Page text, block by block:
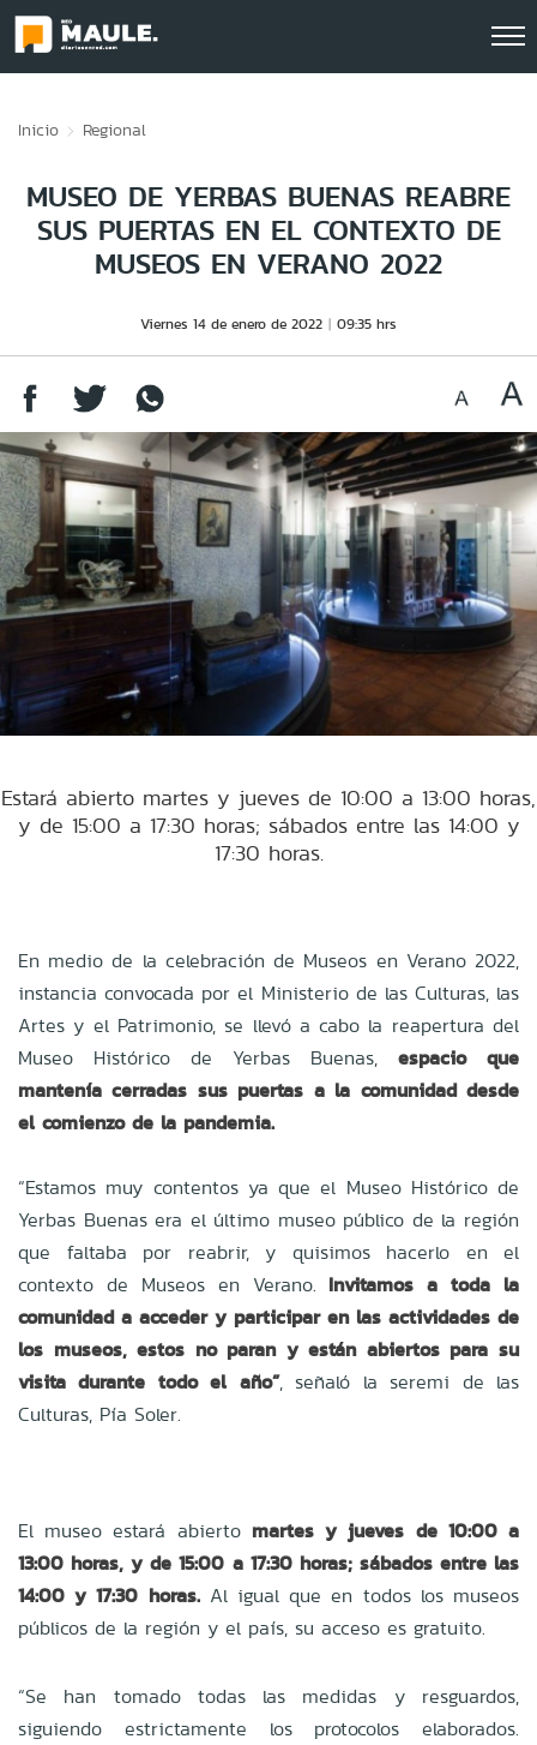
Inicio Regional
MUSEO DE YERBAS BUENAS REABRE
SUS PUERTAS EN EL CONTEXTO DE
MUSEOS EN VERANO 2022
Viernes 14 de enero de 2022 09:35 hrs
Estará abierto martes y jueves de 10:00 a 13:00 horas,
y de 15:00 a 17:30 horas; sábados entre las 14:00 y
17:30 horas.
En medio de la celebración de Museos en Verano 2022,
instancia convocada por el Ministerio de las Culturas, las
Artes y el Patrimonio, se llevó a cabo la reapertura del
Museo Histórico de Yerbas Buenas, espacio que
mantenía cerradas sus puertas a la comunidad desde
el comienzo de la pandemia.
“Estamos muy contentos ya que el Museo Histórico de
Yerbas Buenas era el último museo público de la región
que faltaba por reabrir, y quisimos hacerlo en el
contexto de Museos en Verano. Invitamos a toda la
comunidad a acceder y participar en las actividades de
los museos, estos no paran y están abiertos para su
visita durante todo el año”, señaló la seremi de las
Culturas, Pía Soler.
El museo estará abierto martes y jueves de 10:00 a
13:00 horas, y de 15:00 a 17:30 horas; sábados entre las
14:00 y 17:30 horas.Al igual que en todos los museos
públicos de la región y el país, su acceso es gratuito.
“Se han tomado todas las medidas y resguardos,
siguiendo estrictamente los protocolos elaborados.